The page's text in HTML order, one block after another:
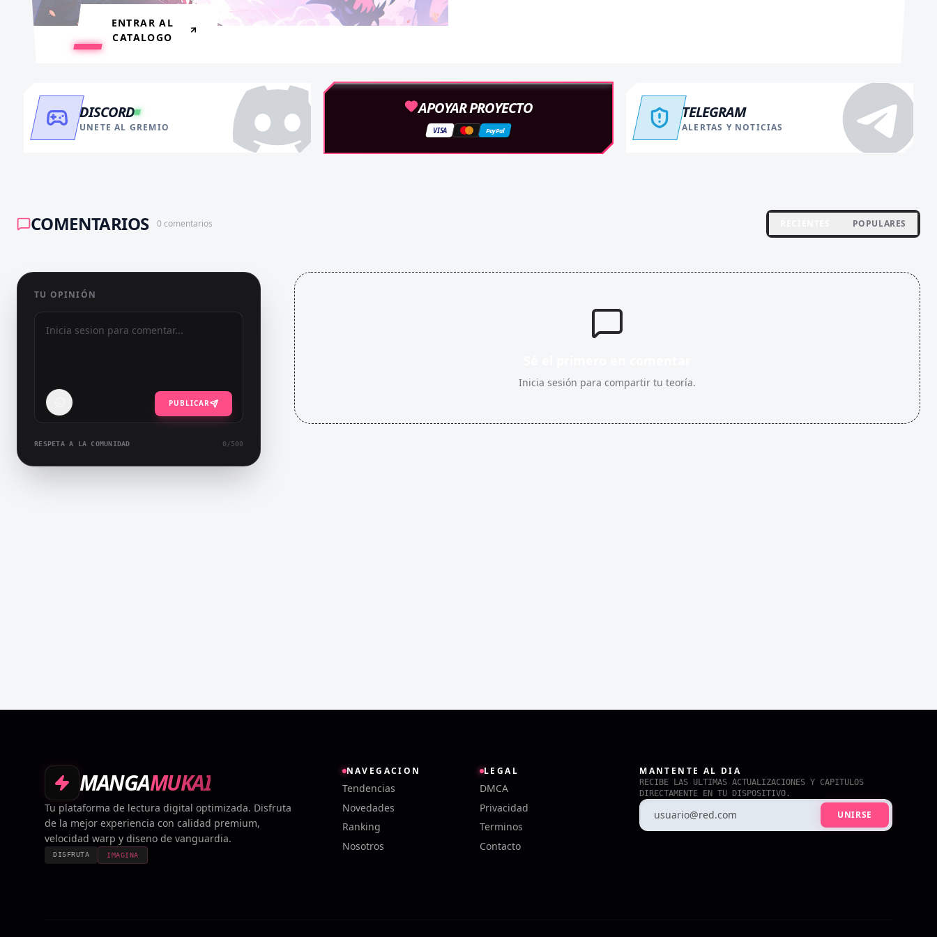
ENTRAR AL
CATALOGO
DISCORD
UNETE AL GREMIO
APOYAR PROYECTO
VISA PayPal
TELEGRAM
ALERTAS Y NOTICIAS
COMENTARIOS 0 comentarios POPULARES
TU OPINIÓN
PUBLICAR
RESPETA A LA COMUNIDAD 0 /500
Inicia sesión para compartir tu teoría.
MANGAMUKAI
Tu plataforma de lectura digital optimizada. Disfruta
de la mejor experiencia con calidad premium,
velocidad warp y diseno de vanguardia.
DISFRUTA IMAGINA
NAVEGACION
Tendencias
Novedades
Ranking
Nosotros
LEGAL
DMCA
Privacidad
Terminos
Contacto
MANTENTE AL DIA
RECIBE LAS ULTIMAS ACTUALIZACIONES Y CAPITULOS
DIRECTAMENTE EN TU DISPOSITIVO.
UNIRSE